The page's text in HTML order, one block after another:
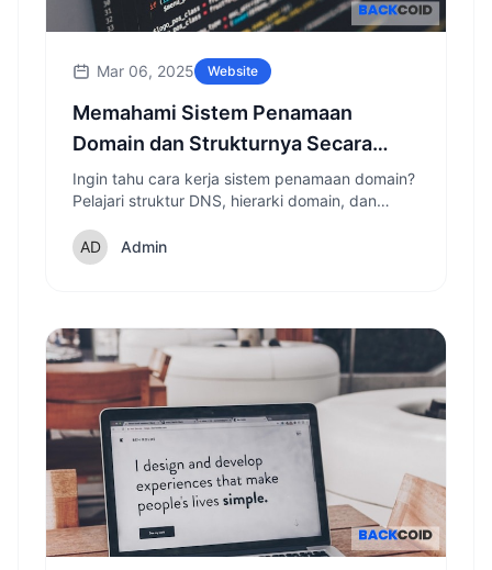
Mar 06, 2025 Website
Memahami Sistem Penamaan
Domain dan Strukturnya Secara
Lengkap
Ingin tahu cara kerja sistem penamaan domain?
Pelajari struktur DNS, hierarki domain, dan
Anda.
Admin